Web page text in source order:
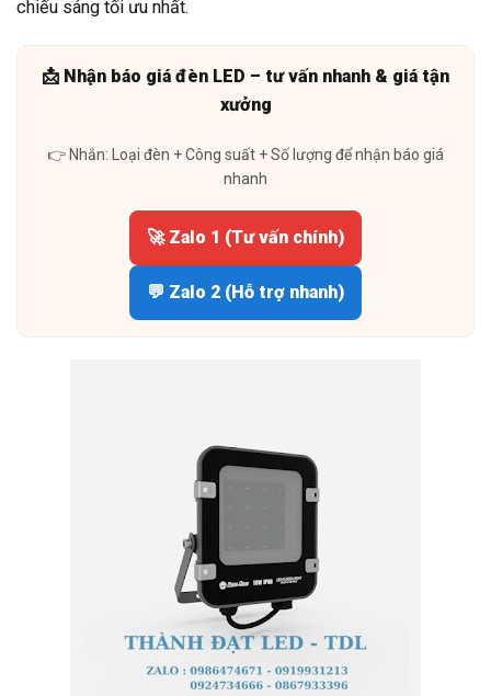
chiếu sáng tối ưu nhất.
📩 Nhận báo giá đèn LED – tư vấn nhanh & giá tận
xưởng
👉 Nhắn: Loại đèn + Công suất + Số lượng để nhận báo giá
nhanh
🚀 Zalo 1 (Tư vấn chính)
💬 Zalo 2 (Hỗ trợ nhanh)